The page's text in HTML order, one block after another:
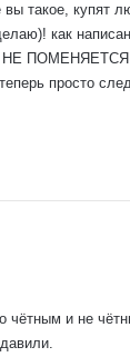
такое, купят
как
просто
чётным и не